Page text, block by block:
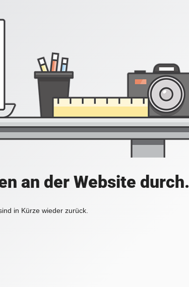
an der Website durch.
in Kürze wieder zurück.